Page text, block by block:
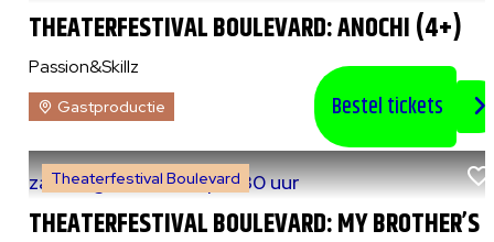
THEATERFESTIVAL BOULEVARD: ANOCHI (4+)
Passion&Skillz
Gastproductie Bestel tickets
THEATERFESTIVAL BOULEVARD: MY BROTHER’S
Theaterfestival Boulevard
za 8 augustus 2026|20:30 uur